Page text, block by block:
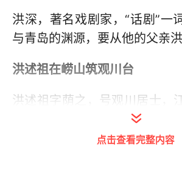
洪深，著名戏剧家，“话剧”一
与青岛的渊源，要从他的父亲洪
洪述祖在崂山筑观川台
洪述祖字荫之，号观川居士，
代名臣洪亮吉玄孙。袁世凯实
己，洪述祖当了袁世凯的爪牙
点击查看完整内容